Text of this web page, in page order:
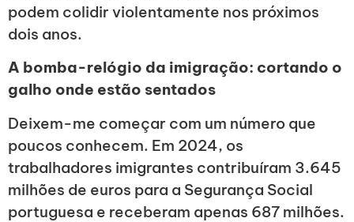
podem colidir violentamente nos próximos
dois anos.
A bomba-relógio da imigração: cortando o
galho onde estão sentados
Deixem-me começar com um número que
poucos conhecem. Em 2024, os
trabalhadores imigrantes contribuíram 3.645
milhões de euros para a Segurança Social
portuguesa e receberam apenas 687 milhões.